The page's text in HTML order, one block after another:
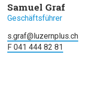
Samuel Graf
Geschäftsführer
s.graf@luzernplus.ch
F 041 444 82 81